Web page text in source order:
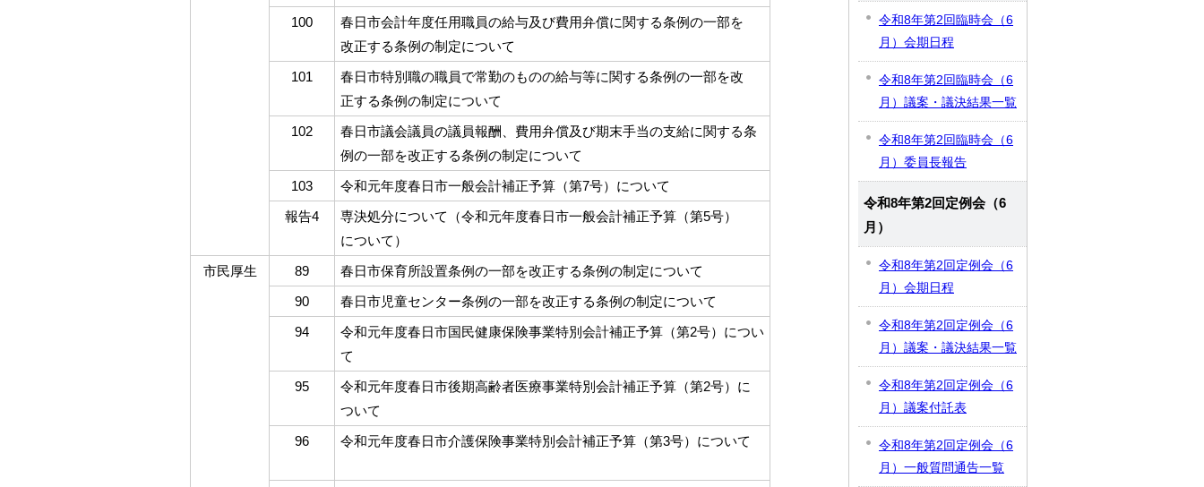
100
春日市会計年度任用職員の給与及び費用弁償に関する条例の一部を
改正する条例の制定について
101
春日市特別職の職員で常勤のものの給与等に関する条例の一部を改
正する条例の制定について
102
春日市議会議員の議員報酬、費用弁償及び期末手当の支給に関する条
例の一部を改正する条例の制定について
103
令和元年度春日市一般会計補正予算（第7号）について
報告4
専決処分について（令和元年度春日市一般会計補正予算（第5号）
について）
市民厚生
89
春日市保育所設置条例の一部を改正する条例の制定について
90
春日市児童センター条例の一部を改正する条例の制定について
94
令和元年度春日市国民健康保険事業特別会計補正予算（第2号）につい
て
95
令和元年度春日市後期高齢者医療事業特別会計補正予算（第2号）に
ついて
96
令和元年度春日市介護保険事業特別会計補正予算（第3号）について
令和8年第2回臨時会（6
月）会期日程
令和8年第2回臨時会（6
月）議案・議決結果一覧
令和8年第2回臨時会（6
月）委員長報告
令和8年第2回定例会（6
月）
令和8年第2回定例会（6
月）会期日程
令和8年第2回定例会（6
月）議案・議決結果一覧
令和8年第2回定例会（6
月）議案付託表
令和8年第2回定例会（6
月）一般質問通告一覧